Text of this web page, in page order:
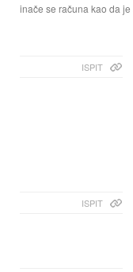
inače se računa kao da je
ISPIT
ISPIT